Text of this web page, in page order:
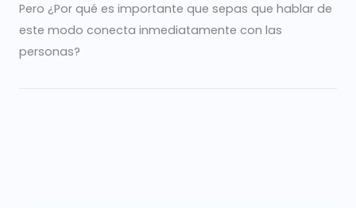
Pero ¿Por qué es importante que sepas que hablar de
este modo conecta inmediatamente con las
personas?